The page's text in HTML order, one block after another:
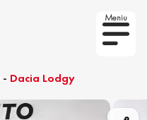
Meniu
- Dacia Lodgy